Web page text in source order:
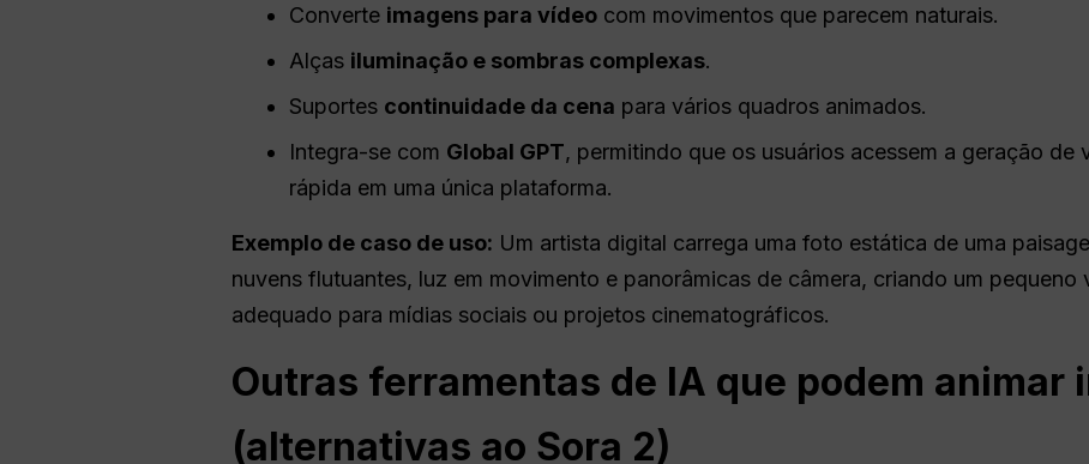
Converte imagens para vídeo com movimentos que parecem naturais.
Alças iluminação e sombras complexas.
Suportes continuidade da cena para vários quadros animados.
Integra-se com Global GPT, permitindo que os usuários acessem a geração de
rápida em uma única plataforma.
Exemplo de caso de uso: Um artista digital carrega uma foto estática de uma
nuvens flutuantes, luz em movimento e panorâmicas de câmera, criando um
adequado para mídias sociais ou projetos cinematográficos.
Outras ferramentas de IA que podem animar
(alternativas ao Sora 2)